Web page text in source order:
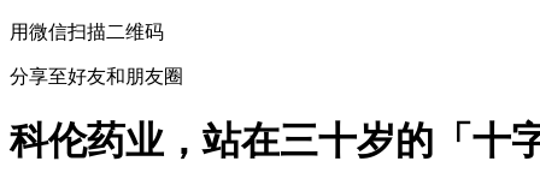
用微信扫描二维码
分享至好友和朋友圈
科伦药业，站在三十岁的「十